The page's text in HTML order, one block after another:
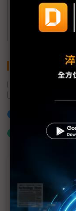
訂閱
什麼是「關鍵字
MLCC訂單
建熱潮將趨